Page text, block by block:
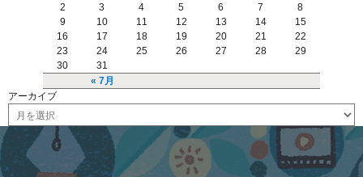
« 7月
2
3 4 5 6 7
8
9
10 11 12 13 14
15
16
17 18 19 20 21
22
23
24 25 26 27 28
29
30
31
アーカイブ
ー
ブ